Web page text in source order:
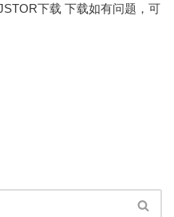
下载 下载如有问题，可